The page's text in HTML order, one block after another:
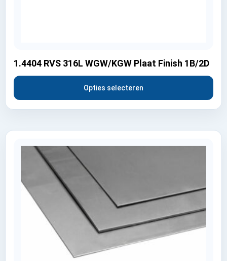
1.4404 RVS 316L WGW/KGW Plaat Finish 1B/2D
Opties selecteren